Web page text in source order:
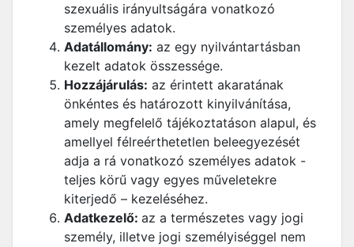
szexuális irányultságára vonatkozó
személyes adatok.
Adatállomány: az egy nyilvántartásban
kezelt adatok összessége.
Hozzájárulás: az érintett akaratának
önkéntes és határozott kinyilvánítása,
amely megfelelő tájékoztatáson alapul, és
amellyel félreérthetetlen beleegyezését
adja a rá vonatkozó személyes adatok -
teljes körű vagy egyes műveletekre
kiterjedő – kezeléséhez.
Adatkezelő: az a természetes vagy jogi
személy, illetve jogi személyiséggel nem